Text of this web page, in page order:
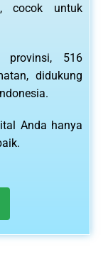
cocok untuk
provinsi, 516
didukung
Anda hanya